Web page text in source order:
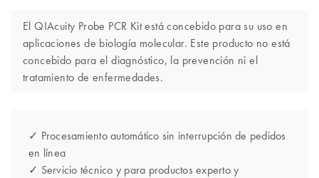
El QIAcuity Probe PCR Kit está concebido para su uso en
aplicaciones de biología molecular. Este producto no está
concebido para el diagnóstico, la prevención ni el
tratamiento de enfermedades.
✓ Procesamiento automático sin interrupción de pedidos
en línea
✓ Servicio técnico y para productos experto y